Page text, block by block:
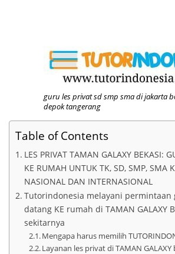
guru les privat sd smp sma di jakarta
depok tangerang
Table of Contents
LES PRIVAT TAMAN GALAXY BEKASI:
KE RUMAH UNTUK TK, SD, SMP, SMA
NASIONAL DAN INTERNASIONAL
Tutorindonesia melayani permintaan
datang KE rumah di TAMAN GALAXY
sekitarnya
Mengapa harus memilih
Layanan les privat di TAMAN GALAXY